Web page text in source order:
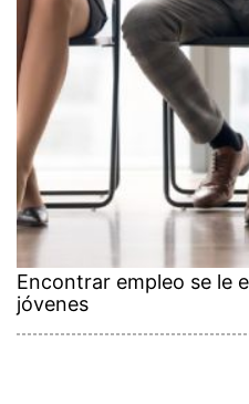
Encontrar empleo se le
jóvenes